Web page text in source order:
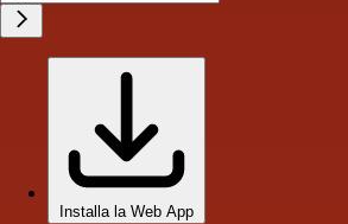
Installa la Web App